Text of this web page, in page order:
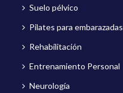
Suelo pélvico
Pilates para embarazadas
Rehabilitación
Entrenamiento Personal
Neurología